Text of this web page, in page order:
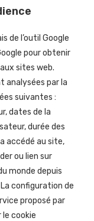
de l’outil Google
pour obtenir
sites web.
analysées par la
suivantes :
dates de la
durée des
accédé au site,
ou lien sur
monde depuis
configuration de
proposé par
cookie